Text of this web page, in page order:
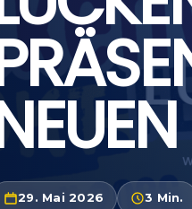
29. Mai 2026 3 Min.